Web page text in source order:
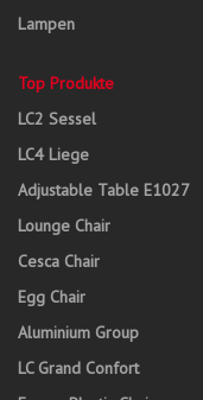
Lampen
Top Produkte
LC2 Sessel
LC4 Liege
Adjustable Table E1027
Lounge Chair
Cesca Chair
Egg Chair
Aluminium Group
LC Grand Confort